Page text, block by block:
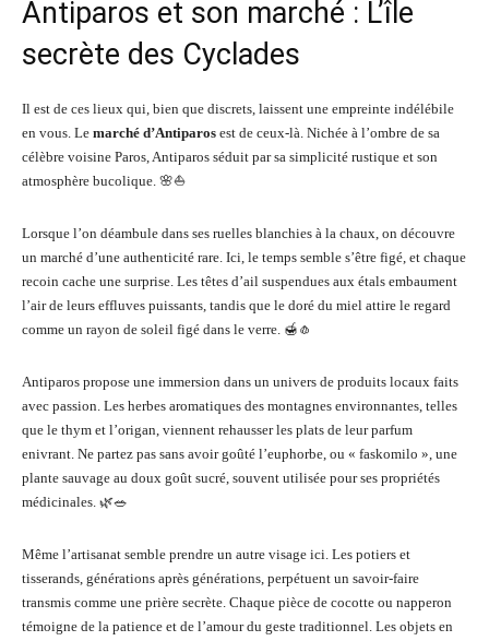
Antiparos et son marché : L’île
secrète des Cyclades
Il est de ces lieux qui, bien que discrets, laissent une empreinte indélébile
en vous. Le marché d’Antiparos est de ceux-là. Nichée à l’ombre de sa
célèbre voisine Paros, Antiparos séduit par sa simplicité rustique et son
atmosphère bucolique. 🌸⛵
Lorsque l’on déambule dans ses ruelles blanchies à la chaux, on découvre
un marché d’une authenticité rare. Ici, le temps semble s’être figé, et chaque
recoin cache une surprise. Les têtes d’ail suspendues aux étals embaument
l’air de leurs effluves puissants, tandis que le doré du miel attire le regard
comme un rayon de soleil figé dans le verre. 🍯🧄
Antiparos propose une immersion dans un univers de produits locaux faits
avec passion. Les herbes aromatiques des montagnes environnantes, telles
que le thym et l’origan, viennent rehausser les plats de leur parfum
enivrant. Ne partez pas sans avoir goûté l’euphorbe, ou « faskomilo », une
plante sauvage au doux goût sucré, souvent utilisée pour ses propriétés
médicinales. 🌿🥗
Même l’artisanat semble prendre un autre visage ici. Les potiers et
tisserands, générations après générations, perpétuent un savoir-faire
transmis comme une prière secrète. Chaque pièce de cocotte ou napperon
témoigne de la patience et de l’amour du geste traditionnel. Les objets en